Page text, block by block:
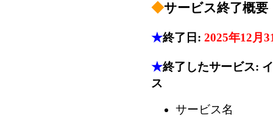
◆サービス終了概要
★終了日: 2025年12月
★終了したサービス:
ス
サービス名